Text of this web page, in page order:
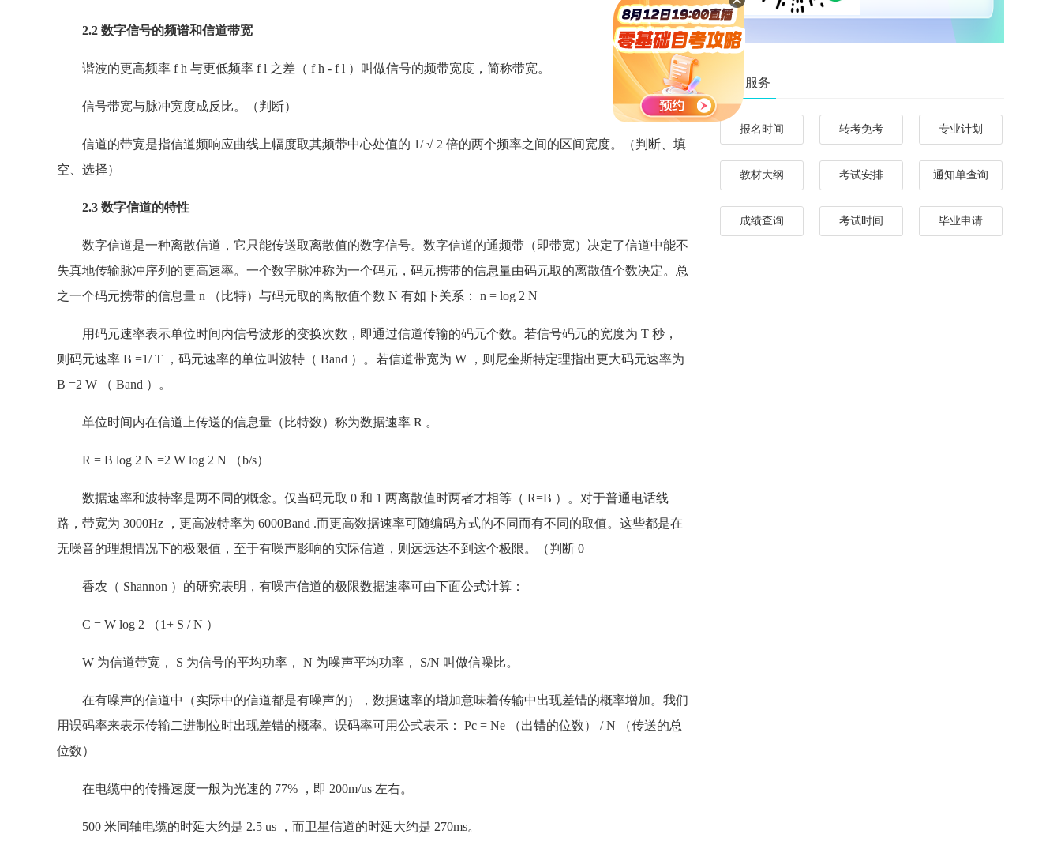
2.2 数字信号的频谱和信道带宽
谐波的更高频率 f h 与更低频率 f l 之差（ f h - f l ）叫做信号的频带宽度，简称带宽。
信号带宽与脉冲宽度成反比。（判断）
信道的带宽是指信道频响应曲线上幅度取其频带中心处值的 1/ √ 2 倍的两个频率之间的区间宽度。（判断、填
空、选择）
2.3 数字信道的特性
数字信道是一种离散信道，它只能传送取离散值的数字信号。数字信道的通频带（即带宽）决定了信道中能不
失真地传输脉冲序列的更高速率。一个数字脉冲称为一个码元，码元携带的信息量由码元取的离散值个数决定。总
之一个码元携带的信息量 n （比特）与码元取的离散值个数 N 有如下关系： n = log 2 N
用码元速率表示单位时间内信号波形的变换次数，即通过信道传输的码元个数。若信号码元的宽度为 T 秒，
则码元速率 B =1/ T ，码元速率的单位叫波特（ Band ）。若信道带宽为 W ，则尼奎斯特定理指出更大码元速率为
B =2 W （ Band ）。
单位时间内在信道上传送的信息量（比特数）称为数据速率 R 。
R = B log 2 N =2 W log 2 N （b/s）
数据速率和波特率是两不同的概念。仅当码元取 0 和 1 两离散值时两者才相等（ R=B ）。对于普通电话线
路，带宽为 3000Hz ，更高波特率为 6000Band .而更高数据速率可随编码方式的不同而有不同的取值。这些都是在
无噪音的理想情况下的极限值，至于有噪声影响的实际信道，则远远达不到这个极限。（判断 0
香农（ Shannon ）的研究表明，有噪声信道的极限数据速率可由下面公式计算：
C = W log 2 （1+ S / N ）
W 为信道带宽， S 为信号的平均功率， N 为噪声平均功率， S/N 叫做信噪比。
在有噪声的信道中（实际中的信道都是有噪声的），数据速率的增加意味着传输中出现差错的概率增加。我们
用误码率来表示传输二进制位时出现差错的概率。误码率可用公式表示： Pc = Ne （出错的位数） / N （传送的总
位数）
在电缆中的传播速度一般为光速的 77% ，即 200m/us 左右。
500 米同轴电缆的时延大约是 2.5 us ，而卫星信道的时延大约是 270ms。
自考服务
报名时间 转考免考 专业计划
教材大纲 考试安排 通知单查询
成绩查询 考试时间 毕业申请